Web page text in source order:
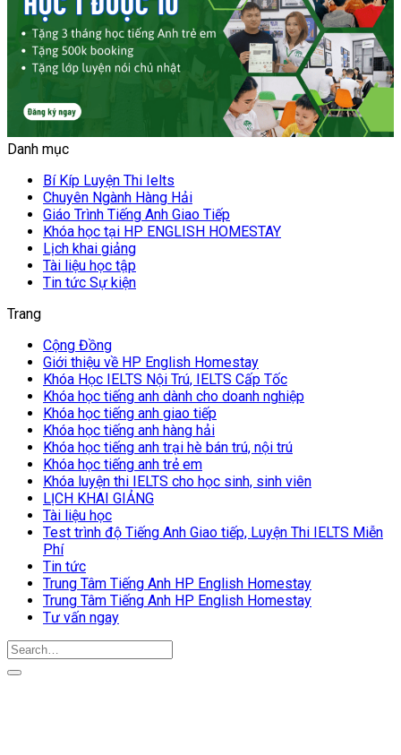
Danh mục
Bí Kíp Luyện Thi Ielts
Chuyên Ngành Hàng Hải
Giáo Trình Tiếng Anh Giao Tiếp
Khóa học tại HP ENGLISH HOMESTAY
Lịch khai giảng
Tài liệu học tập
Tin tức Sự kiện
Trang
Cộng Đồng
Giới thiệu về HP English Homestay
Khóa Học IELTS Nội Trú, IELTS Cấp Tốc
Khóa học tiếng anh dành cho doanh nghiệp
Khóa học tiếng anh giao tiếp
Khóa học tiếng anh hàng hải
Khóa học tiếng anh trại hè bán trú, nội trú
Khóa học tiếng anh trẻ em
Khóa luyện thi IELTS cho học sinh, sinh viên
LỊCH KHAI GIẢNG
Tài liệu học
Test trình độ Tiếng Anh Giao tiếp, Luyện Thi IELTS Miễn
Phí
Tin tức
Trung Tâm Tiếng Anh HP English Homestay
Trung Tâm Tiếng Anh HP English Homestay
Tư vấn ngay